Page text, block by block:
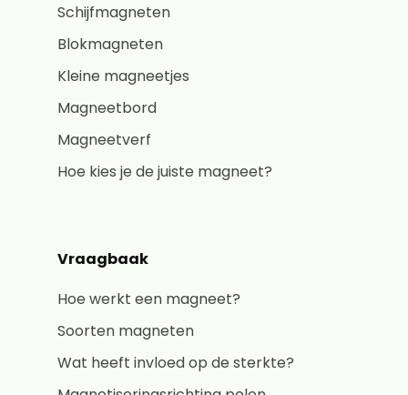
Schijfmagneten
Blokmagneten
Kleine magneetjes
Magneetbord
Magneetverf
Hoe kies je de juiste magneet?
Vraagbaak
Hoe werkt een magneet?
Soorten magneten
Wat heeft invloed op de sterkte?